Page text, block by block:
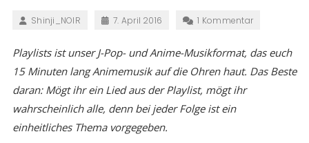
Shinji_NOIR 7. April 2016 1 Kommentar
Playlists ist unser J-Pop- und Anime-Musikformat, das euch
15 Minuten lang Animemusik auf die Ohren haut. Das Beste
daran: Mögt ihr ein Lied aus der Playlist, mögt ihr
wahrscheinlich alle, denn bei jeder Folge ist ein
einheitliches Thema vorgegeben.